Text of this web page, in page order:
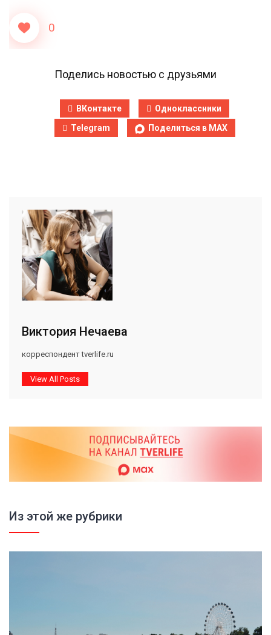
0
Поделись новостью с друзьями
ВКонтакте
Одноклассники
Telegram
Поделиться в MAX
Виктория Нечаева
корреспондент tverlife.ru
View All Posts
Из этой же рубрики